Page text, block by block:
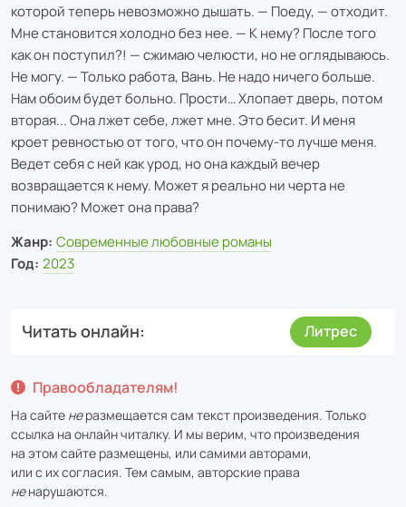
которой теперь невозможно дышать. — Поеду, — отходит.
Мне становится холодно без нее. — К нему? После того
как он поступил?! — сжимаю челюсти, но не оглядываюсь.
Не могу. — Только работа, Вань. Не надо ничего больше.
Нам обоим будет больно. Прости… Хлопает дверь, потом
вторая... Она лжет себе, лжет мне. Это бесит. И меня
кроет ревностью от того, что он почему-то лучше меня.
Ведет себя с ней как урод, но она каждый вечер
возвращается к нему. Может я реально ни черта не
понимаю? Может она права?
Жанр: Современные любовные романы
Год: 2023
Читать онлайн Литрес
Правообладателям!
На сайте неразмещается сам текст произведения. Только
ссылка на онлайн читалку. И мы верим, что произведения
на этом сайте размещены, или самими авторами,
или с их согласия. Тем самым, авторские права
ненарушаются.